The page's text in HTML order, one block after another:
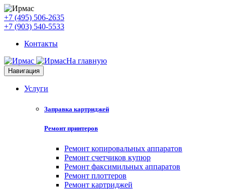
+7 (495) 506-2635
+7 (903) 540-5533
Контакты
На главную
Навигация
Услуги
Заправка картриджей
Ремонт принтеров
Ремонт копировальных аппаратов
Ремонт счетчиков купюр
Ремонт факсимильных аппаратов
Ремонт плоттеров
Ремонт картриджей